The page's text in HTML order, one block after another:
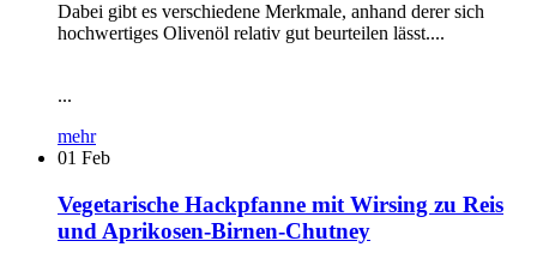
Dabei gibt es verschiedene Merkmale, anhand derer sich
hochwertiges Olivenöl relativ gut beurteilen lässt....
...
mehr
01 Feb
Vegetarische Hackpfanne mit Wirsing zu Reis
und Aprikosen-Birnen-Chutney